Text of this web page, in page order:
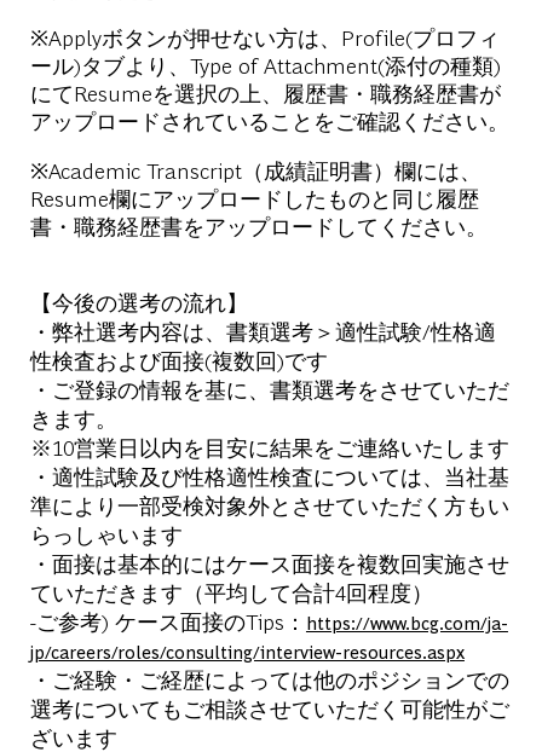
※Applyボタンが押せない方は、Profile(プロフィ
ール)タブより、Type of Attachment(添付の種類)
にてResumeを選択の上、履歴書・ 職務経歴書が
アップロードされていることをご確認ください。
※Academic Transcript（成績証明書）欄には、
Resume欄にアップロードしたものと同じ履歴
書・職務経歴書をアップロードしてください。
【今後の選考の流れ】
・弊社選考内容は、書類選考＞適性試験/性格適
性検査および面接(複数回)です
・ご登録の情報を基に、書類選考をさせていただ
きます。
※10営業日以内を目安に結果をご連絡いたします
・適性試験及び性格適性検査については、当社基
準により一部受検対象外とさせていただく方もい
らっしゃいます
・面接は基本的にはケース面接を複数回実施させ
ていただきます（平均して合計4回程度）
-ご参考) ケース面接のTips： https://www.bcg.com/ja-
jp/careers/roles/consulting/interview-resources.aspx
・ご経験・ご経歴によっては他のポジションでの
選考についてもご相談させていただく可能性がご
ざいます